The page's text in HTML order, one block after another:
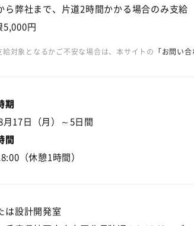
ら弊社まで、片道2時間かかる場合のみ支給
5,000円
対象となるかご不安な場合は、本サイトの 「お問い合
期
月17日（月）～5日間
間
（休憩1時間）
は設計開発室